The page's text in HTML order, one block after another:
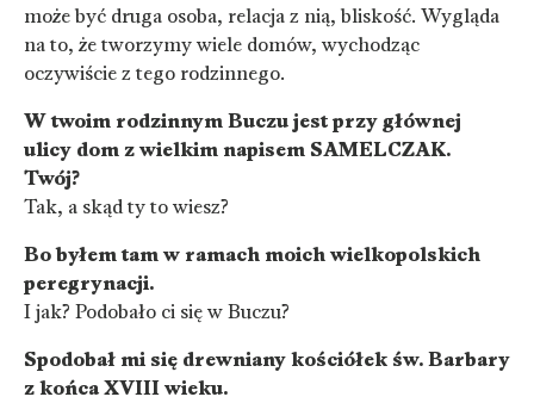
może być druga osoba, relacja z nią, bliskość. Wygląda
na to, że tworzymy wiele domów, wychodząc
oczywiście z tego rodzinnego.
W twoim rodzinnym Buczu jest przy głównej
ulicy dom z wielkim napisem SAMELCZAK.
Twój?
Tak, a skąd ty to wiesz?
Bo byłem tam w ramach moich wielkopolskich
peregrynacji.
I jak? Podobało ci się w Buczu?
Spodobał mi się drewniany kościółek św. Barbary
z końca XVIII wieku.